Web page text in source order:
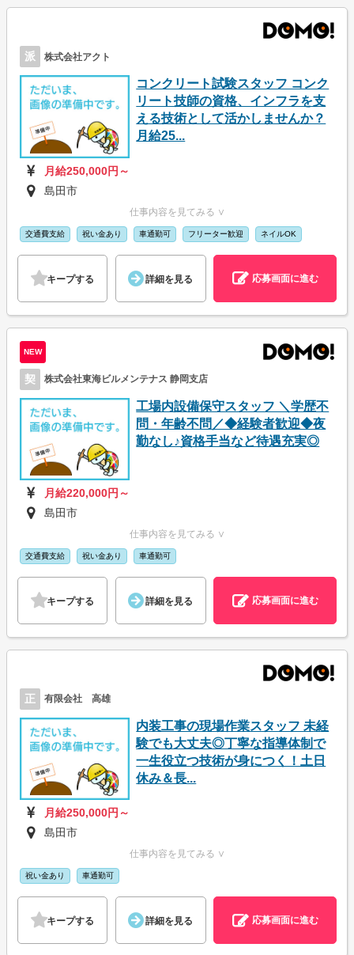
派 株式会社アクト
コンクリート試験スタッフ コンク
リート技師の資格、インフラを支
える技術として活かしませんか？
月給25...
月給250,000円～
島田市
仕事内容を見てみる ∨
交通費支給 祝い金あり 車通勤可 フリーター歓迎 ネイルOK
キープする 詳細を見る 応募画面に進む
NEW
契 株式会社東海ビルメンテナス 静岡支店
工場内設備保守スタッフ ＼学歴不
問・年齢不問／◆経験者歓迎◆夜
勤なし♪資格手当など待遇充実◎
月給220,000円～
島田市
仕事内容を見てみる ∨
交通費支給 祝い金あり 車通勤可
キープする 詳細を見る 応募画面に進む
正 有限会社 高雄
内装工事の現場作業スタッフ 未経
験でも大丈夫◎丁寧な指導体制で
一生役立つ技術が身につく！土日
休み＆長...
月給250,000円～
島田市
仕事内容を見てみる ∨
祝い金あり 車通勤可
キープする 詳細を見る 応募画面に進む